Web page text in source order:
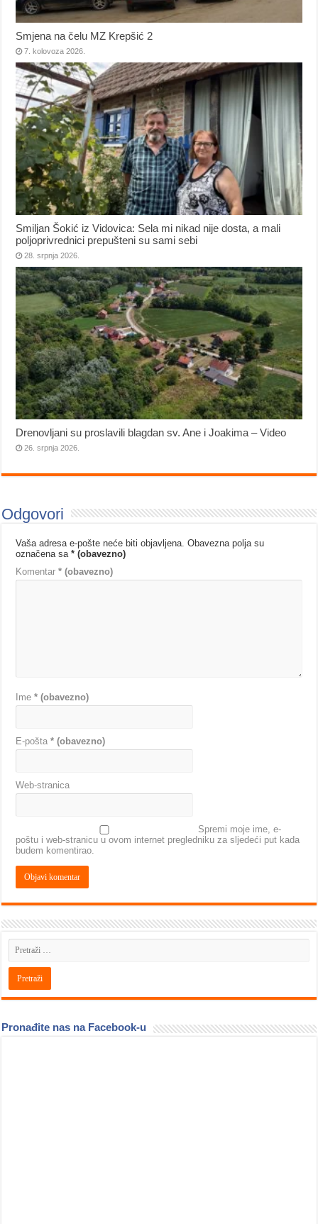
Smjena na čelu MZ Krepšić 2
7. kolovoza 2026.
Smiljan Šokić iz Vidovica: Sela mi nikad nije dosta, a mali
poljoprivrednici prepušteni su sami sebi
28. srpnja 2026.
Drenovljani su proslavili blagdan sv. Ane i Joakima – Video
26. srpnja 2026.
Odgovori
Vaša adresa e-pošte neće biti objavljena. Obavezna polja su
označena sa* (obavezno)
Komentar* (obavezno)
Ime* (obavezno)
E-pošta* (obavezno)
Web-stranica
Spremi moje ime, e-
poštu i web-stranicu u ovom internet pregledniku za sljedeći put kada
budem komentirao.
Pronađite nas na Facebook-u